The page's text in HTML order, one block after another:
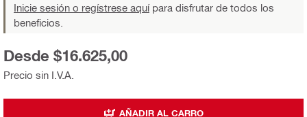
Inicie sesión o regístrese aquípara disfrutar de todos los
beneficios.
Precio sin I.V.A.
Desde $16.625,00
AÑADIR AL CARRO